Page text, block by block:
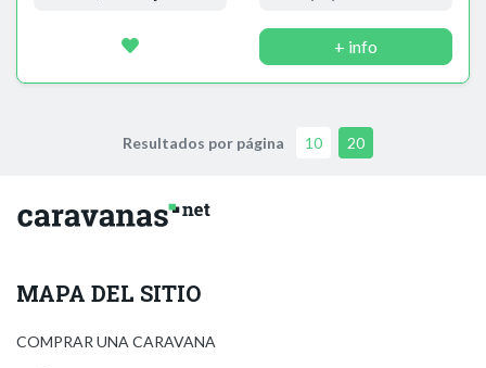
+ info
Resultados por página 10 20
MAPA DEL SITIO
COMPRAR UNA CARAVANA